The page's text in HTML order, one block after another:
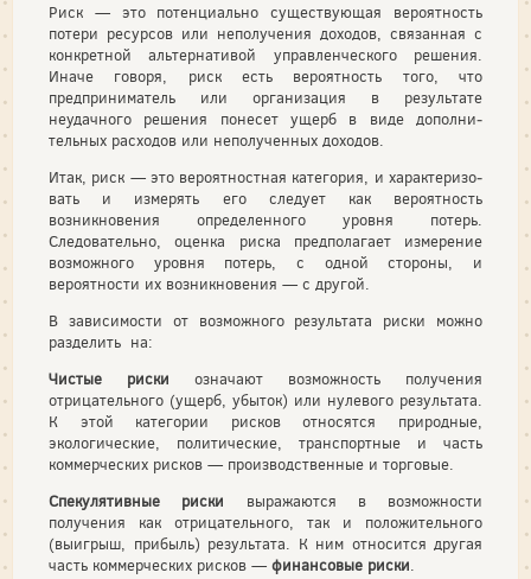
Риск — это потенциально существующая вероятность
потери ресурсов или неполучения доходов, связанная с
конкретной альтернативой управленческого решения.
Иначе говоря, риск есть вероятность того, что
предприниматель или организация в результате
неудачного решения понесет ущерб в виде дополни­
тельных расходов или неполученных доходов.
Итак, риск — это вероятностная категория, и характеризо­
вать и измерять его следует как вероятность
возникновения определенного уровня потерь.
Следовательно, оценка риска предполагает измерение
возможного уровня потерь, с одной стороны, и
вероятности их возникновения — с другой.
В зависимости от возможного результата риски можно
разделить на:
Чистые риски означают возможность получения
отрицатель­ного (ущерб, убыток) или нулевого результата.
К этой катего­рии рисков относятся природные,
экологические, политиче­ские, транспортные и часть
коммерческих рисков — производ­ственные и торговые.
Спекулятивные риски выражаются в возможности
получения как отрицательного, так и положительного
(выигрыш, прибыль) результата. К ним относится другая
часть коммерческих рисков — финансовые риски.